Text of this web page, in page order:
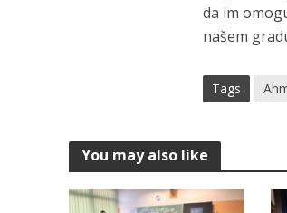
da im
našem
Tags
You may also like